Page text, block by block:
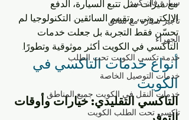
سيارة فان كبير
تأجير سيارة مع سائق
الجهراء
خدمة تكسي الكويت تحت الطلب
خدمات التوصيل الخاصة
خدمات النقل في الكويت جميع المناطق
تاكسي تحت الطلب الكويت
مع ميزات مثل تتبع السيارة، الدفع
الإلكتروني، وتقييم السائقين. التكنولوجيا لم
تحسّن فقط التجربة بل جعلت خدمات
التاكسي في الكويت أكثر موثوقية وتطورًا.
أنواع خدمات التاكسي في
الكويت
التاكسي التقليدي: خيارات وأوقات